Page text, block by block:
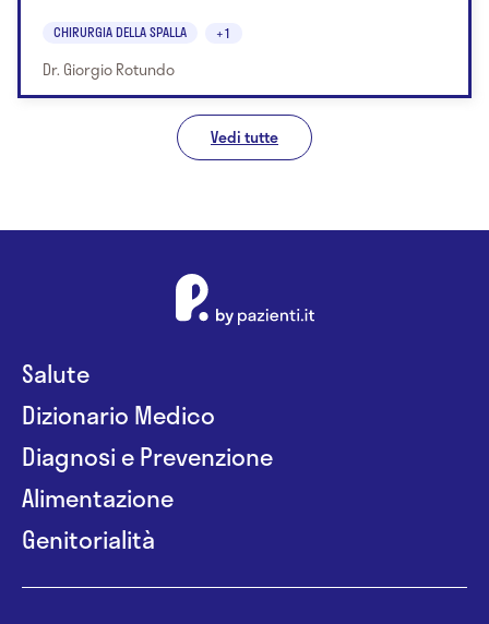
CHIRURGIA DELLA SPALLA +1
Dr. Giorgio Rotundo
Vedi tutte
Salute
Dizionario Medico
Diagnosi e Prevenzione
Alimentazione
Genitorialità